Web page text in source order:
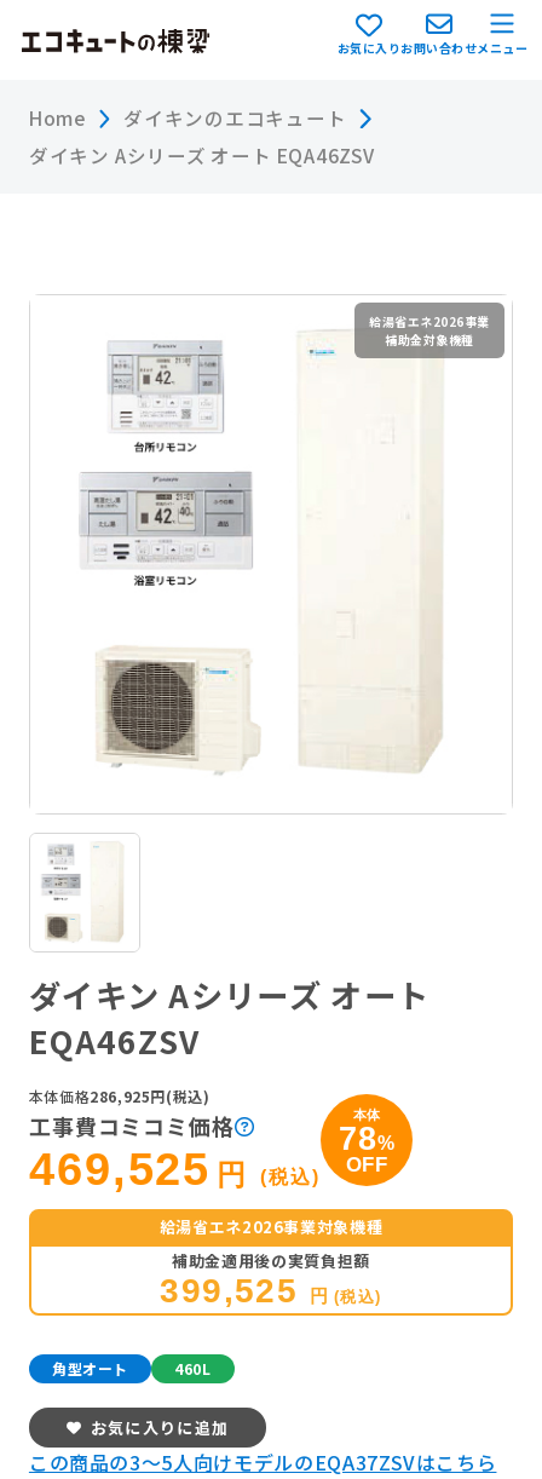
お気に入りお問い合わせメニュー
Home
ダイキンのエコキュート
ダイキン Aシリーズ オート EQA46ZSV
給湯省エネ2026事業
補助金対象機種
ダイキン Aシリーズ オート
EQA46ZSV
本体価格286,925円(税込)
工事費コミコミ価格
469,525 円 (税込)
本体
78%
OFF
給湯省エネ2026事業対象機種
補助金適用後の実質負担額
399,525 円 (税込)
角型オート 460L
お気に入りに追加
この商品の3～5人向けモデルのEQA37ZSVはこちら